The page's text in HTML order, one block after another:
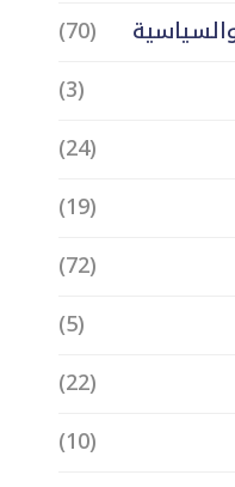
(70)
(3)
(24)
(19)
(72)
(5)
(22)
(10)